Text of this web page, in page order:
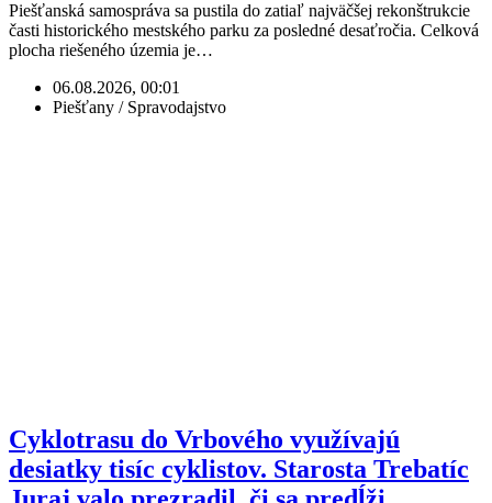
Piešťanská samospráva sa pustila do zatiaľ najväčšej rekonštrukcie
časti historického mestského parku za posledné desaťročia. Celková
plocha riešeného územia je…
06.08.2026, 00:01
Piešťany / Spravodajstvo
Cyklotrasu do Vrbového využívajú
desiatky tisíc cyklistov. Starosta Trebatíc